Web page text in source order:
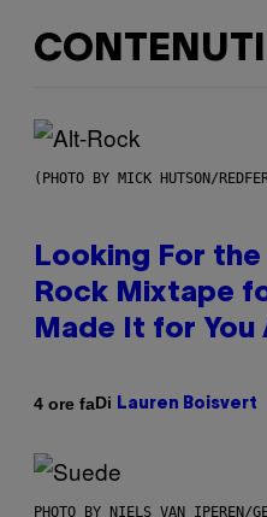
(PHOTO BY MICK HUTSON/
Looking For
Rock Mixtape
Made It for You
4 ore faDi Lauren Boisvert
PHOTO BY NIELS VAN IPEREN/